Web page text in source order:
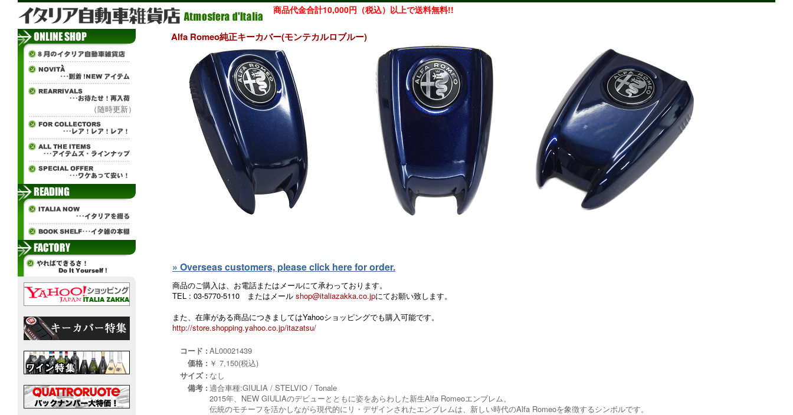
商品代金合計10,000円（税込）以上で送料無料!!
（随時更新）
Alfa Romeo純正キーカバー(モンテカルロブルー)
» Overseas customers, please click here for order.
商品のご購入は、お電話またはメールにて承わっております。
TEL : 03-5770-5110 またはメール shop@italiazakka.co.jpにてお願い致します。
また、在庫がある商品につきましてはYahooショッピングでも購入可能です。
http://store.shopping.yahoo.co.jp/itazatsu/
コード : AL00021439
価格 : ￥ 7,150(税込)
サイズ : なし
備考 : 適合車種:GIULIA / STELVIO / Tonale
2015年、NEW GIULIAのデビューとともに姿をあらわした新生Alfa Romeoエンブレム。
伝統のモチーフを活かしながら現代的にリ・デザインされたエンブレムは、新しい時代のAlfa Romeoを象徴するシンボルです。